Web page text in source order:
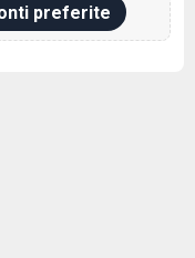
preferite